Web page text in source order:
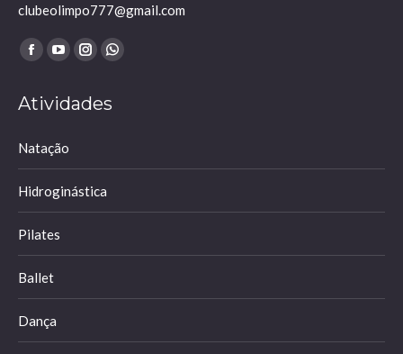
clubeolimpo777@gmail.com
Encontre-nos em:
Facebook
opens
new
YouTube
opens
new
Instagram
opens
Whatsapp
opens
Atividades
Natação
Hidroginástica
Pilates
Ballet
Dança